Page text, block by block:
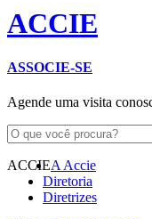
ACCIE
ASSOCIE-SE
Agende uma visita
ACCIEA Accie
Diretoria
Diretrizes